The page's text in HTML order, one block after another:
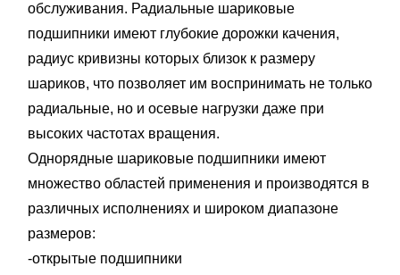
обслуживания. Радиальные шариковые
подшипники имеют глубокие дорожки качения,
радиус кривизны которых близок к размеру
шариков, что позволяет им воспринимать не только
радиальные, но и осевые нагрузки даже при
высоких частотах вращения.
Однорядные шариковые подшипники имеют
множество областей применения и производятся в
различных исполнениях и широком диапазоне
размеров:
-открытые подшипники